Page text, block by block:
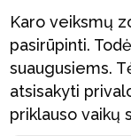
Karo veiksmų
pasirūpinti.
suaugusiems.
atsisakyti
priklauso vaikų